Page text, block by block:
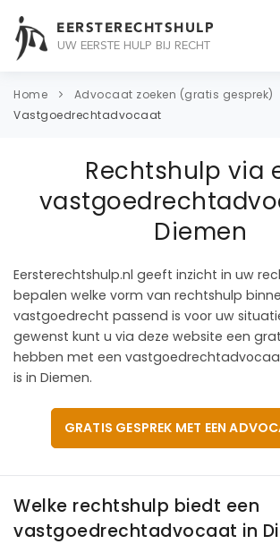
EERSTERECHTSHULP
UW EERSTE HULP BIJ RECHT
ONDERWERPEN
ADVOCAAT
OVER ONS
Home Advocaat zoeken (gratis gesprek)
Vastgoedrechtadvocaat
Rechtshulp via
Diemen
Eersterechtshulp.nl geeft inzicht in uw
bepalen welke vorm van rechtshulp
vastgoedrecht passend is voor uw
gewenst kunt u via deze website een
hebben met een
is in Diemen.
GRATIS GESPREK MET EEN
Welke rechtshulp biedt een
vastgoedrechtadvocaat in